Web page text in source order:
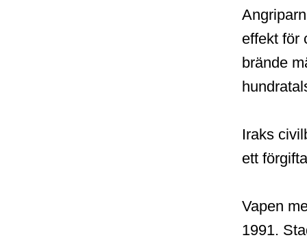
effekt för
brände
Iraks
ett
Vapen
1991.